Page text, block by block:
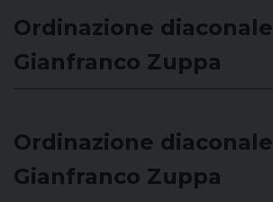
Ordinazione diaconale
Gianfranco Zuppa
Ordinazione diaconale
Gianfranco Zuppa